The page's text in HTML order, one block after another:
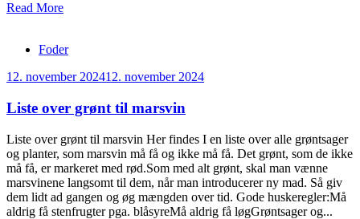
Read More
Foder
12. november 202412. november 2024
Liste over grønt til marsvin
Liste over grønt til marsvin Her findes I en liste over alle grøntsager
og planter, som marsvin må få og ikke må få. Det grønt, som de ikke
må få, er markeret med rød.Som med alt grønt, skal man vænne
marsvinene langsomt til dem, når man introducerer ny mad. Så giv
dem lidt ad gangen og øg mængden over tid. Gode huskeregler:Må
aldrig få stenfrugter pga. blåsyreMå aldrig få løgGrøntsager og...